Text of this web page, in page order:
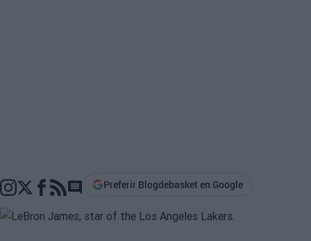
Go to comments section
Preferir Blogdebasket en Google